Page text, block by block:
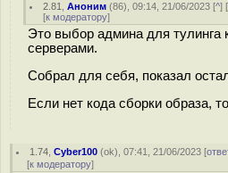
2.81 ,Аноним (86), 09:14, 21/06/2023 [^] [
[к модератору]
Это выбор админа для тулинга
серверами.
Собрал для себя, показал
Если нет кода сборки образа,
1.74 ,Cyber100 (ok), 07:41, 21/06/2023 [
[к модератору]